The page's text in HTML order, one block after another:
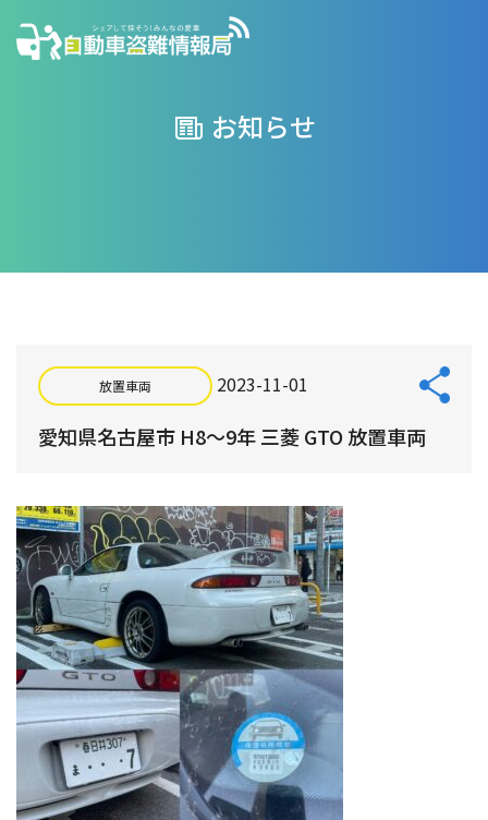
お知らせ
放置車両 2023-11-01
愛知県名古屋市 H8～9年 三菱 GTO 放置車両